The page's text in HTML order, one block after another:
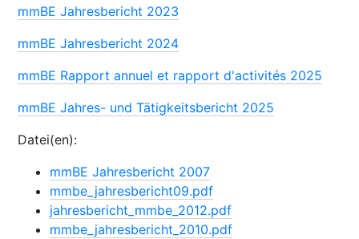
mmBE Jahresbericht 2023
mmBE Jahresbericht 2024
mmBE Rapport annuel et rapport d'activités 2025
mmBE Jahres- und Tätigkeitsbericht 2025
Datei(en):
mmBE Jahresbericht 2007
mmbe_jahresbericht09.pdf
jahresbericht_mmbe_2012.pdf
mmbe_jahresbericht_2010.pdf